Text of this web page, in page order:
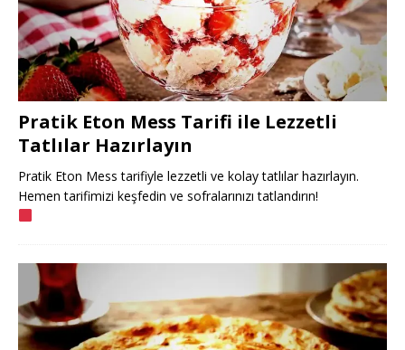
Pratik Eton Mess Tarifi ile Lezzetli
Tatlılar Hazırlayın
Pratik Eton Mess tarifiyle lezzetli ve kolay tatlılar hazırlayın.
Hemen tarifimizi keşfedin ve sofralarınızı tatlandırın!